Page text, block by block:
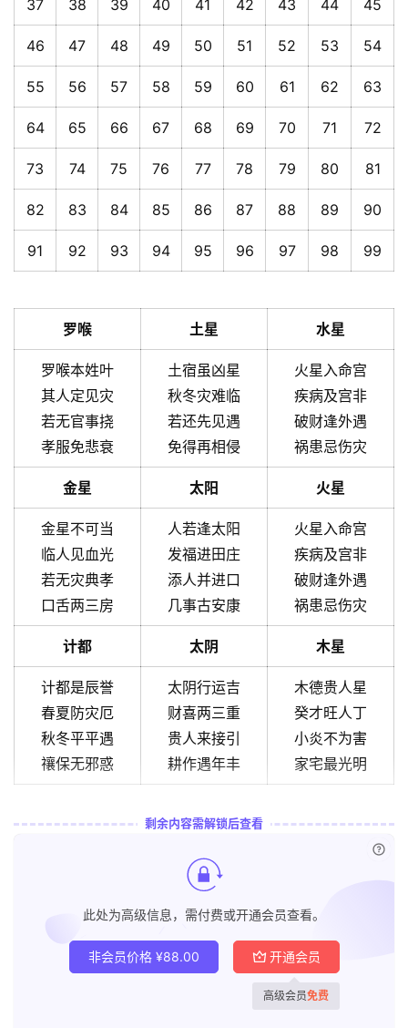
37 38 39 40 41 42 43 44 45
46 47 48 49 50 51 52 53 54
55 56 57 58 59 60 61 62 63
64 65 66 67 68 69 70 71 72
73 74 75 76 77 78 79 80 81
82 83 84 85 86 87 88 89 90
91 92 93 94 95 96 97 98 99
罗喉 土星 水星
罗喉本姓叶
其人定见灾
若无官事挠
孝服免悲衰
土宿虽凶星
秋冬灾难临
若还先见遇
免得再相侵
火星入命宫
疾病及宫非
破财逢外遇
祸患忌伤灾
金星 太阳 火星
金星不可当
临人见血光
若无灾典孝
口舌两三房
人若逢太阳
发福进田庄
添人并进口
几事古安康
火星入命宫
疾病及宫非
破财逢外遇
祸患忌伤灾
计都 太阴 木星
计都是辰誉
春夏防灾厄
秋冬平平遇
禳保无邪惑
太阴行运吉
财喜两三重
贵人来接引
耕作遇年丰
木德贵人星
癸才旺人丁
小炎不为害
家宅最光明
剩余内容需解锁后查看
此处为高级信息，需付费或开通会员查看。
非会员价格 ¥88.00 开通会员
高级会员免费